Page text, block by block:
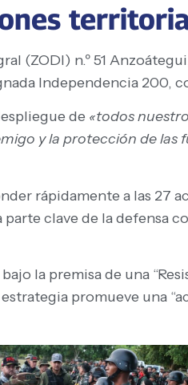
(ZODI) n.º 51
Independencia 200,
de «todos
y la protección de las
rápidamente a las 27
clave de la defensa
la premisa de una
promueve una